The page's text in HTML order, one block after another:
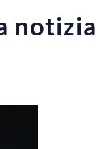
notizia